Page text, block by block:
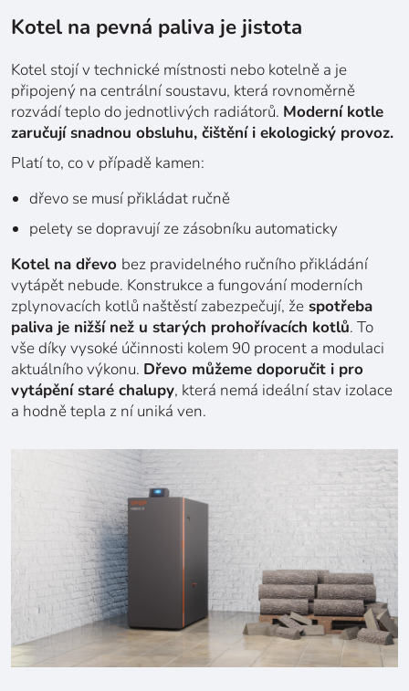
Kotel na pevná paliva je jistota
Kotel stojí v technické místnosti nebo kotelně a je
připojený na centrální soustavu, která rovnoměrně
rozvádí teplo do jednotlivých radiátorů. Moderní kotle
zaručují snadnou obsluhu, čištění i ekologický provoz.
Platí to, co v případě kamen:
dřevo se musí přikládat ručně
pelety se dopravují ze zásobníku automaticky
Kotel na dřevo bez pravidelného ručního přikládání
vytápět nebude. Konstrukce a fungování moderních
zplynovacích kotlů naštěstí zabezpečují, že spotřeba
paliva je nižší než u starých prohořívacích kotlů. To
vše díky vysoké účinnosti kolem 90 procent a modulaci
aktuálního výkonu. Dřevo můžeme doporučit i pro
vytápění staré chalupy, která nemá ideální stav izolace
a hodně tepla z ní uniká ven.